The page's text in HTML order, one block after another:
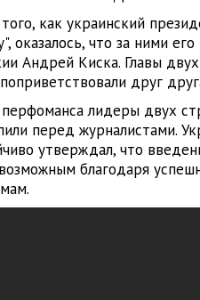
как украинский
оказалось, что за ними
Андрей Киска. Главы
друг
лидеры двух
перед журналистами.
утверждал, что
благодаря